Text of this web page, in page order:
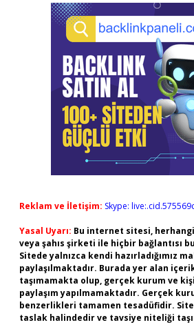
Reklam ve İletişim: Skype:
Yasal Uyarı: Bu internet sitesi,
veya şahıs şirketi ile hiçbir bağlantısı
Sitede yalnızca kendi hazırladığımız
paylaşılmaktadır. Burada yer alan
taşımamakta olup, gerçek kurum ve
paylaşım yapılmamaktadır. Gerçek
benzerlikleri tamamen tesadüfidir.
taslak halindedir ve tavsiye niteliği